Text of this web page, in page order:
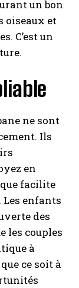
un bon
oiseaux et
C’est un
ne sont
Ils
en
facilite
Les enfants
des
les couples
à
ce soit à